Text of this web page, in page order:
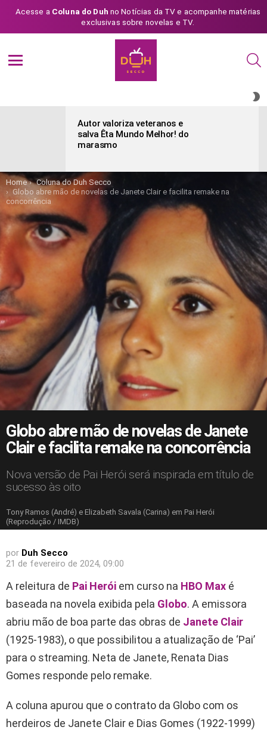
Acesse a Coluna do Duh no Notícias da TV e acompanhe matérias
exclusivas sobre novelas e TV.
Autor valoriza veteranos e
salva Êta Mundo Melhor! do
marasmo
You are here:
Home
Coluna do Duh Secco
Globo abre mão de novelas de Janete Clair e facilita remake na
concorrência
Globo abre mão de novelas de Janete
Clair e facilita remake na concorrência
Nova versão de Pai Herói será inspirada em título de
sucesso às oito
Tony Ramos (André) e Elizabeth Savala (Carina) em Pai Herói
(Reprodução / IMDB)
por Duh Secco
21 de fevereiro de 2024, 09:00
A releitura de Pai Herói em curso na HBO Max é
baseada na novela exibida pela Globo. A emissora
abriu mão de boa parte das obras de Janete Clair
(1925-1983), o que possibilitou a atualização de ‘Pai’
para o streaming. Neta de Janete, Renata Dias
Gomes responde pelo remake.
A coluna apurou que o contrato da Globo com os
herdeiros de Janete Clair e Dias Gomes (1922-1999)